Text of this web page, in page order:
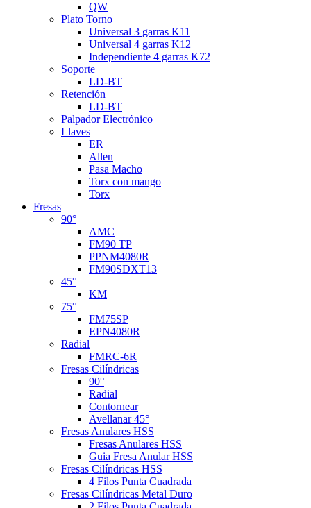
QW
Plato Torno
Universal 3 garras K11
Universal 4 garras K12
Independiente 4 garras K72
Soporte
LD-BT
Retención
LD-BT
Palpador Electrónico
Llaves
ER
Allen
Pasa Macho
Torx con mango
Torx
Fresas
90°
AMC
FM90 TP
PPNM4080R
FM90SDXT13
45°
KM
75°
FM75SP
EPN4080R
Radial
FMRC-6R
Fresas Cilíndricas
90°
Radial
Contornear
Avellanar 45°
Fresas Anulares HSS
Fresas Anulares HSS
Guia Fresa Anular HSS
Fresas Cilíndricas HSS
4 Filos Punta Cuadrada
Fresas Cilíndricas Metal Duro